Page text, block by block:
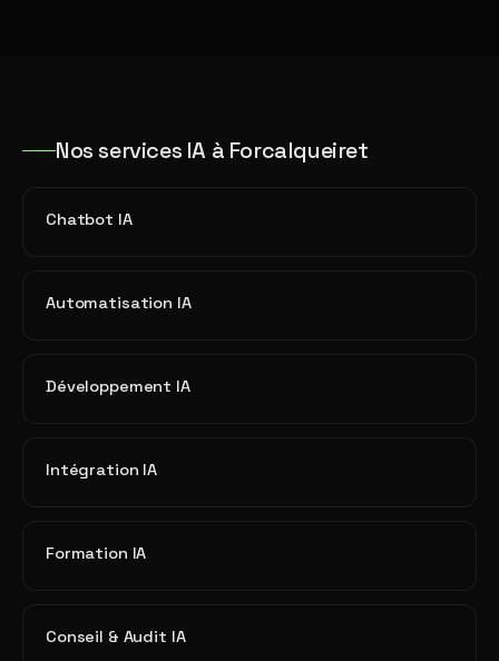
Nos services IA à Forcalqueiret
Chatbot IA
Automatisation IA
Développement IA
Intégration IA
Formation IA
Conseil & Audit IA